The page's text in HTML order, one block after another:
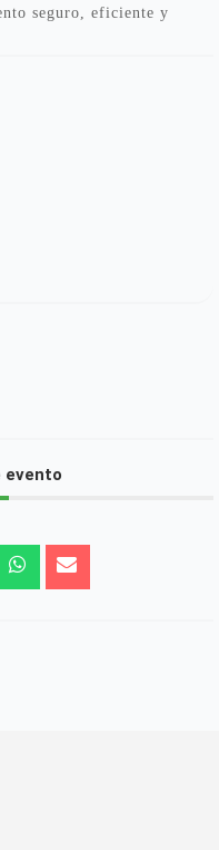
seguro, eficiente y
evento